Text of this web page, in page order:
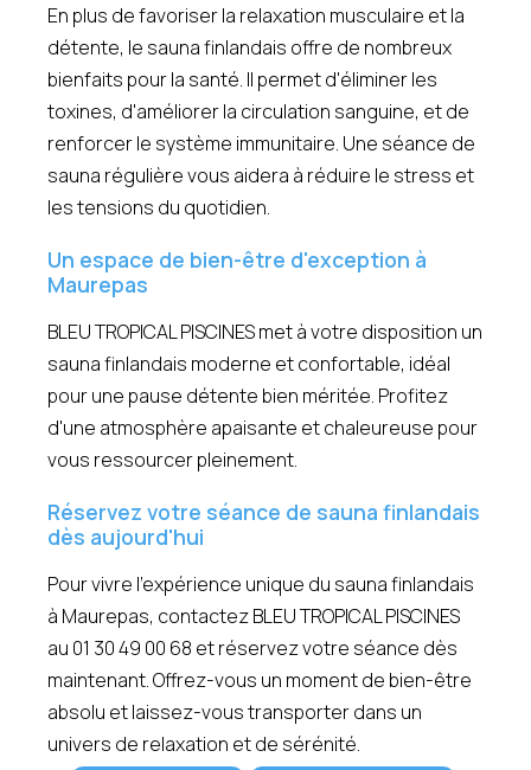
En plus de favoriser la relaxation musculaire et la
détente, le sauna finlandais offre de nombreux
bienfaits pour la santé. Il permet d'éliminer les
toxines, d'améliorer la circulation sanguine, et de
renforcer le système immunitaire. Une séance de
sauna régulière vous aidera à réduire le stress et
les tensions du quotidien.
Un espace de bien-être d'exception à
Maurepas
BLEU TROPICAL PISCINES met à votre disposition un
sauna finlandais moderne et confortable, idéal
pour une pause détente bien méritée. Profitez
d'une atmosphère apaisante et chaleureuse pour
vous ressourcer pleinement.
Réservez votre séance de sauna finlandais
dès aujourd'hui
Pour vivre l'expérience unique du sauna finlandais
à Maurepas, contactez BLEU TROPICAL PISCINES
au 01 30 49 00 68 et réservez votre séance dès
maintenant. Offrez-vous un moment de bien-être
absolu et laissez-vous transporter dans un
univers de relaxation et de sérénité.